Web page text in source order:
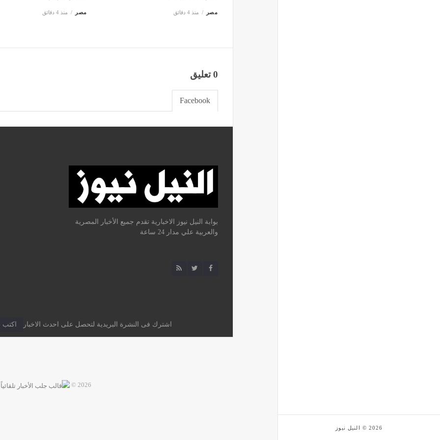
2026 © النيل نيوز
مصر منذ 4 دقائق مصر منذ 4 دقائق
0 تعليق
Facebook
بوابة النيل نيوز الاخبارية تقدم جميع الأخبار المصرية
والعربية علي مدار 24 ساعة
اشترك فى النشرة البريدية لتحصل على احدث الاخبار
2026 ©